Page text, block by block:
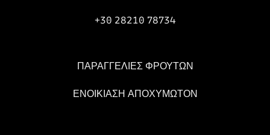
+30 28210 78734
ΠΑΡΑΓΓΕΛΙΕΣ ΦΡΟΥΤΩΝ
ΕΝΟΙΚΙΑΣΗ ΑΠΟΧΥΜΩΤΟΝ